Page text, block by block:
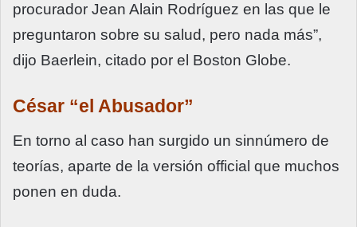
procurador Jean Alain Rodríguez en las que le
preguntaron sobre su salud, pero nada más”,
dijo Baerlein, citado por el Boston Globe.
César “el Abusador”
En torno al caso han surgido un sinnúmero de
teorías, aparte de la versión official que muchos
ponen en duda.